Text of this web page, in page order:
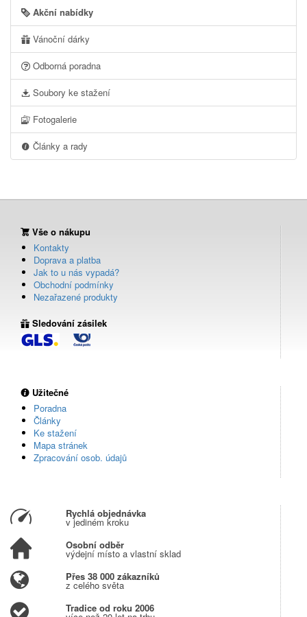
Akční nabídky
Vánoční dárky
Odborná poradna
Soubory ke stažení
Fotogalerie
Články a rady
Vše o nákupu
Kontakty
Doprava a platba
Jak to u nás vypadá?
Obchodní podmínky
Nezařazené produkty
Sledování zásilek
Užitečné
Poradna
Články
Ke stažení
Mapa stránek
Zpracování osob. údajů
Rychlá objednávka
v jediném kroku
Osobní odběr
výdejní místo a vlastní sklad
Přes 38 000 zákazníků
z celého světa
Tradice od roku 2006